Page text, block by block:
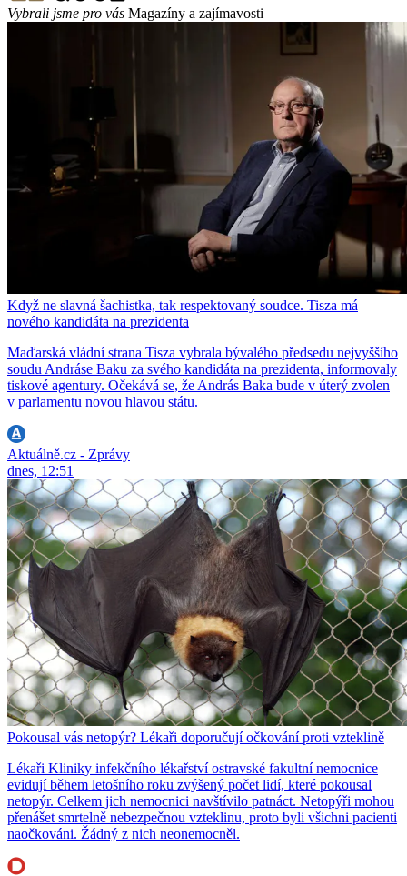
Vybrali jsme pro vás Magazíny a zajímavosti
Když ne slavná šachistka, tak respektovaný soudce. Tisza má
nového kandidáta na prezidenta
Maďarská vládní strana Tisza vybrala bývalého předsedu nejvyššího
soudu Andráse Baku za svého kandidáta na prezidenta, informovaly
tiskové agentury. Očekává se, že András Baka bude v úterý zvolen
v parlamentu novou hlavou státu.
Aktuálně.cz - Zprávy
dnes, 12:51
Pokousal vás netopýr? Lékaři doporučují očkování proti vzteklině
Lékaři Kliniky infekčního lékařství ostravské fakultní nemocnice
evidují během letošního roku zvýšený počet lidí, které pokousal
netopýr. Celkem jich nemocnici navštívilo patnáct. Netopýři mohou
přenášet smrtelně nebezpečnou vzteklinu, proto byli všichni pacienti
naočkováni. Žádný z nich neonemocněl.